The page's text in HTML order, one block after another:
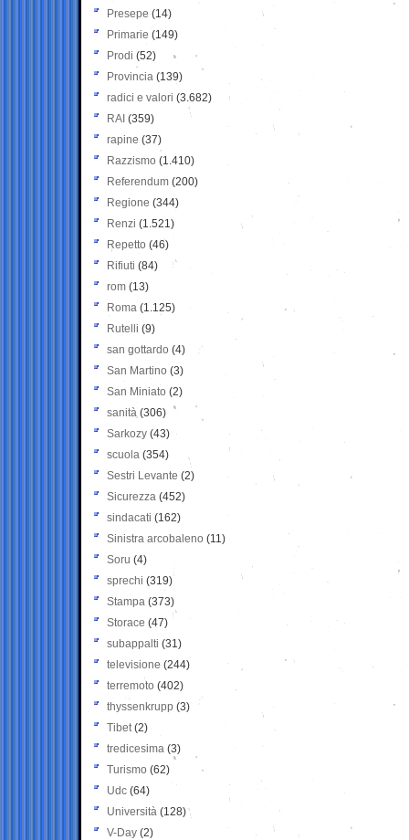
Presepe (14)
Primarie (149)
Prodi (52)
Provincia (139)
radici e valori (3.682)
RAI (359)
rapine (37)
Razzismo (1.410)
Referendum (200)
Regione (344)
Renzi (1.521)
Repetto (46)
Rifiuti (84)
rom (13)
Roma (1.125)
Rutelli (9)
san gottardo (4)
San Martino (3)
San Miniato (2)
sanità (306)
Sarkozy (43)
scuola (354)
Sestri Levante (2)
Sicurezza (452)
sindacati (162)
Sinistra arcobaleno (11)
Soru (4)
sprechi (319)
Stampa (373)
Storace (47)
subappalti (31)
televisione(244)
terremoto (402)
thyssenkrupp (3)
Tibet(2)
tredicesima (3)
Turismo (62)
Udc (64)
Università (128)
V-Day (2)